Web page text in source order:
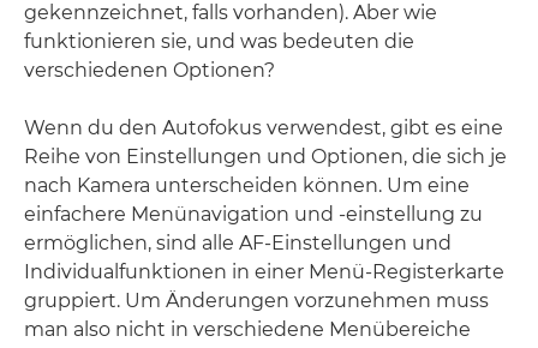
gekennzeichnet, falls vorhanden). Aber wie
funktionieren sie, und was bedeuten die
verschiedenen Optionen?
Wenn du den Autofokus verwendest, gibt es eine
Reihe von Einstellungen und Optionen, die sich je
nach Kamera unterscheiden können. Um eine
einfachere Menünavigation und -einstellung zu
ermöglichen, sind alle AF-Einstellungen und
Individualfunktionen in einer Menü-Registerkarte
gruppiert. Um Änderungen vorzunehmen muss
man also nicht in verschiedene Menübereiche